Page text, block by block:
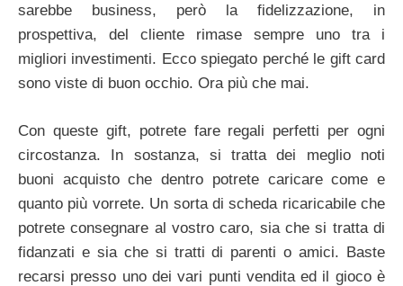
sarebbe business, però la fidelizzazione, in
prospettiva, del cliente rimase sempre uno tra i
migliori investimenti. Ecco spiegato perché le gift card
sono viste di buon occhio. Ora più che mai.
Con queste gift, potrete fare regali perfetti per ogni
circostanza. In sostanza, si tratta dei meglio noti
buoni acquisto che dentro potrete caricare come e
quanto più vorrete. Un sorta di scheda ricaricabile che
potrete consegnare al vostro caro, sia che si tratta di
fidanzati e sia che si tratti di parenti o amici. Baste
recarsi presso uno dei vari punti vendita ed il gioco è